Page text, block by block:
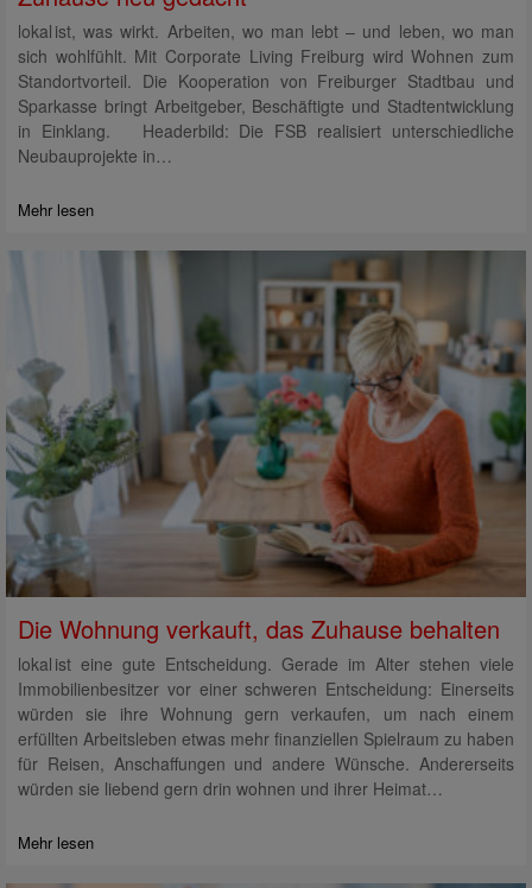
lokal ist, was wirkt. Arbeiten, wo man lebt – und leben, wo man
sich wohlfühlt. Mit Corporate Living Freiburg wird Wohnen zum
Standortvorteil. Die Kooperation von Freiburger Stadtbau und
Sparkasse bringt Arbeitgeber, Beschäftigte und Stadtentwicklung
in Einklang. Headerbild: Die FSB realisiert unterschiedliche
Neubauprojekte in…
Mehr lesen
Die Wohnung verkauft, das Zuhause behalten
lokal ist eine gute Entscheidung. Gerade im Alter stehen viele
Immobilienbesitzer vor einer schweren Entscheidung: Einerseits
würden sie ihre Wohnung gern verkaufen, um nach einem
erfüllten Arbeitsleben etwas mehr finanziellen Spielraum zu haben
für Reisen, Anschaffungen und andere Wünsche. Andererseits
würden sie liebend gern drin wohnen und ihrer Heimat…
Mehr lesen